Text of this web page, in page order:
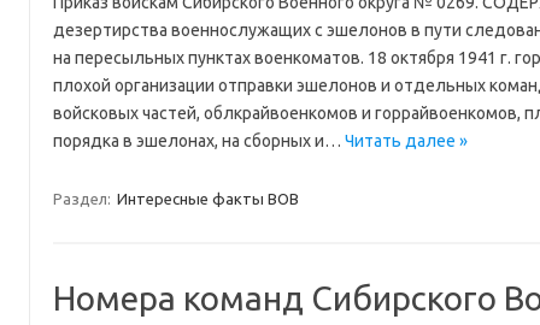
дезертирства военнослужащих с эшелонов в пути
на пересыльных пунктах военкоматов. 18 октября 1941 г.
плохой организации отправки эшелонов и отдельных
войсковых частей, облкрайвоенкомов и горрайвоенкомов,
порядка в эшелонах, на сборных и… Читать далее »
Раздел: Интересные факты ВОВ
Номера команд Сибирского